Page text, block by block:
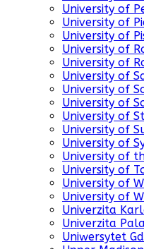
University of
University of
University of
University of
University of
University of
University of
University of
University of
University of
University of
University of
University of
University of
University of
Univerzita
Univerzita
Uniwersytet